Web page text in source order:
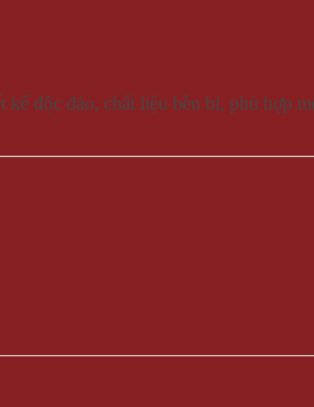
kế độc đáo, chất liệu bền bỉ, phù hợp